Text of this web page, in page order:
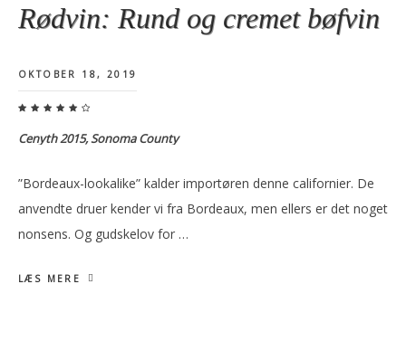
Rødvin: Rund og cremet bøfvin
OKTOBER 18, 2019
Cenyth 2015, Sonoma County
”Bordeaux-lookalike” kalder importøren denne californier. De
anvendte druer kender vi fra Bordeaux, men ellers er det noget
nonsens. Og gudskelov for …
LÆS MERE